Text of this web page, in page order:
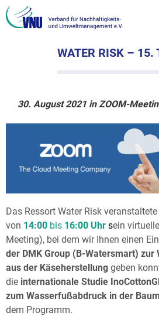
WATER RISK – 15.
30. August 2021 in ZOOM-
Das Ressort Water Risk
von 14:00 bis 16:00 Uhr sein
Meeting), bei dem wir Ihnen einen
der DMK Group (B-Watersmart) zur
aus der Käseherstellung geben
die internationale Studie
zum Wasserfußabdruck in der
dem Programm.